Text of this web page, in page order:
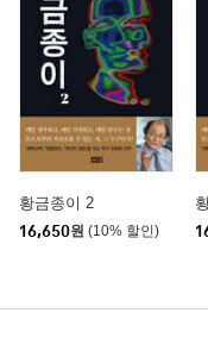
황금종이 2
16,650원 (10% 할인)